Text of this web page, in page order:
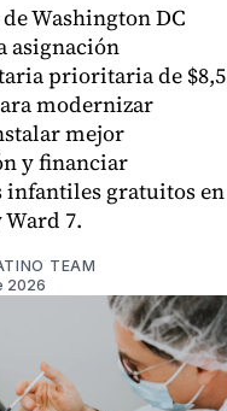
Washington DC
asignación
prioritaria de $8,5
modernizar
mejor
y financiar
infantiles gratuitos en
Ward 7.
TEAM
2026